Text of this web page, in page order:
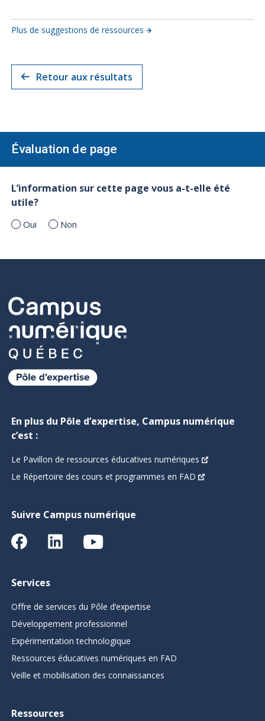
Plus de suggestions de ressources
Retour aux résultats
Évaluation de page
L’information sur cette page vous a-t-elle été
utile?
Oui Non
En plus du Pôle d’expertise, Campus numérique
c’est :
Le Pavillon de ressources éducatives numériques
Le Répertoire des cours et programmes en FAD
Suivre Campus numérique
Services
Offre de services du Pôle d’expertise
Développement professionnel
Expérimentation technologique
Ressources éducatives numériques en FAD
Veille et mobilisation des connaissances
Ressources